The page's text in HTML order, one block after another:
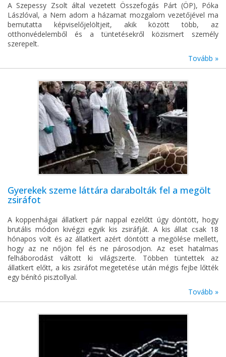
A Szepessy Zsolt által vezetett Összefogás Párt (ÖP), Póka
Lászlóval, a Nem adom a házamat mozgalom vezetőjével ma
bemutatta képviselőjelöltjeit, akik között több, az
otthonvédelemből és a tüntetésekről közismert személy
szerepelt.
Tovább »
Gyerekek szeme láttára darabolták fel a megölt
zsiráfot
A koppenhágai állatkert pár nappal ezelőtt úgy döntött, hogy
brutális módon kivégzi egyik kis zsiráfját. A kis állat csak 18
hónapos volt és az állatkert azért döntött a megölése mellett,
hogy az ne nőjön fel és ne párosodjon. Az eset hatalmas
felháborodást váltott ki világszerte. Többen tüntettek az
állatkert előtt, a kis zsiráfot megetetése után mégis fejbe lőtték
egy bénító pisztollyal.
Tovább »